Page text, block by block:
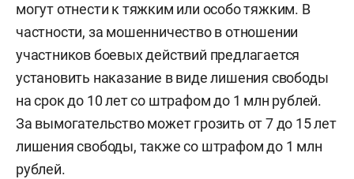
могут отнести к тяжким или особо тяжким. В
частности, за мошенничество в отношении
участников боевых действий предлагается
установить наказание в виде лишения свободы
на срок до 10 лет со штрафом до 1 млн рублей.
За вымогательство может грозить от 7 до 15 лет
лишения свободы, также со штрафом до 1 млн
рублей.